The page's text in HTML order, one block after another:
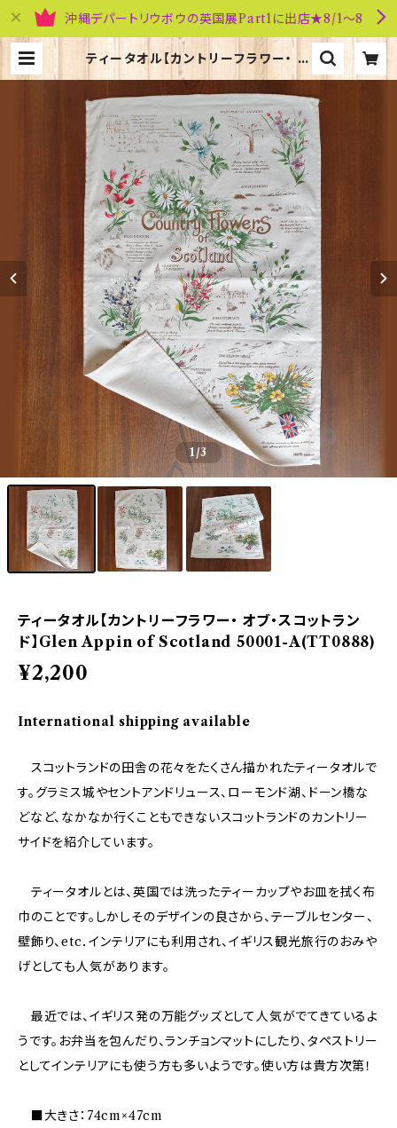
沖縄デパートリウボウの英国展Part1に出店★8/1～8
ティータオル【カントリーフラワー・ オ
ブ・スコットランド】Glen Appin of
Scotland 50001-A(TT0888) |
英国雑貨専門店ブリティッシュ・ライフ
1/3
ティータオル【カントリーフラワー・ オブ・スコットラン
ド】Glen Appin of Scotland 50001-A(TT0888)
¥2,200
International shipping available
スコットランドの田舎の花々をたくさん描かれたティータオルで
す。グラミス城やセントアンドリュース、ローモンド湖、ドーン橋な
どなど、なかなか行くこともできないスコットランドのカントリー
サイドを紹介しています。
ティータオルとは、英国では洗ったティーカップやお皿を拭く布
巾のことです。しかしそのデザインの良さから、テーブルセンター、
壁飾り、etc．インテリアにも利用され、イギリス観光旅行のおみや
げとしても人気があります。
最近では、イギリス発の万能グッズとして人気がでてきているよ
うです。お弁当を包んだり、ランチョンマットにしたり、タペストリー
としてインテリアにも使う方も多いようです。使い方は貴方次第！
■大きさ：74cm×47cm